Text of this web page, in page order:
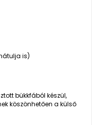
is)
bükkfából készül,
köszönhetően a külső